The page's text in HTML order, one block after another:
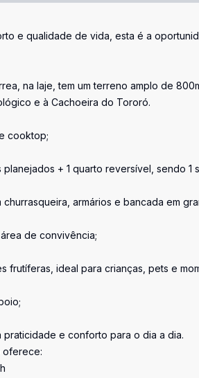
e qualidade de vida, esta é a
na laje, tem um terreno amplo de
e à Cachoeira do Tororó.
cooktop;
+ 1 quarto reversível, sendo 1
armários e bancada em
de convivência;
frutíferas, ideal para crianças, pets e
praticidade e conforto para o dia a dia.
oferece: